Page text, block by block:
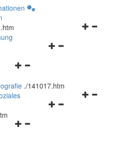
Navigationsmenü
Navigationsmenü
und
schließen
./141017.htm
Navigationsmenü
Navigationsmenü